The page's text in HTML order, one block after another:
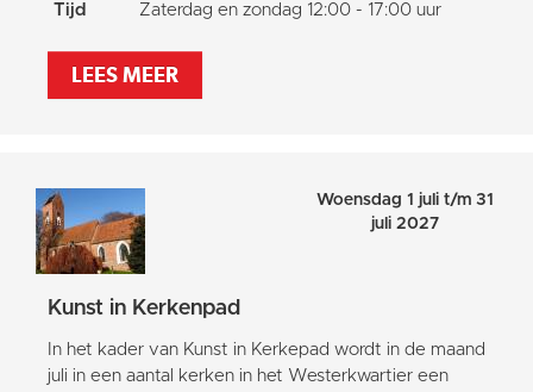
Tijd
Zaterdag en zondag 12:00 - 17:00 uur
LEES MEER
Woensdag 1 juli t/m 31
juli 2027
Kunst in Kerkenpad
In het kader van Kunst in Kerkepad wordt in de maand
juli in een aantal kerken in het Westerkwartier een